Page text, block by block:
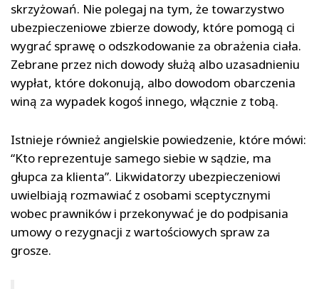
skrzyżowań. Nie polegaj na tym, że towarzystwo
ubezpieczeniowe zbierze dowody, które pomogą ci
wygrać sprawę o odszkodowanie za obrażenia ciała.
Zebrane przez nich dowody służą albo uzasadnieniu
wypłat, które dokonują, albo dowodom obarczenia
winą za wypadek kogoś innego, włącznie z tobą.
Istnieje również angielskie powiedzenie, które mówi:
“Kto reprezentuje samego siebie w sądzie, ma
głupca za klienta”. Likwidatorzy ubezpieczeniowi
uwielbiają rozmawiać z osobami sceptycznymi
wobec prawników i przekonywać je do podpisania
umowy o rezygnacji z wartościowych spraw za
grosze.